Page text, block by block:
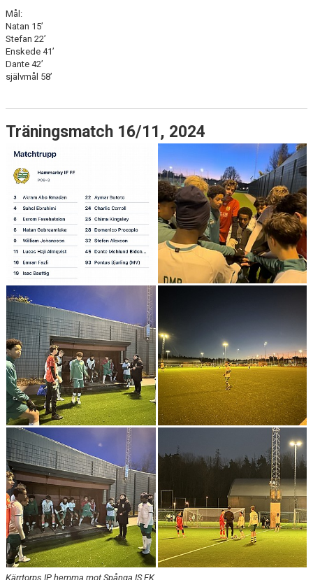
Mål:
Natan 15’
Stefan 22’
Enskede 41’
Dante 42’
självmål 58’
Träningsmatch 16/11, 2024
Kärrtorps IP, hemma mot Spånga IS FK